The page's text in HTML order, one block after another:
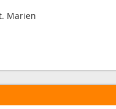
Marien